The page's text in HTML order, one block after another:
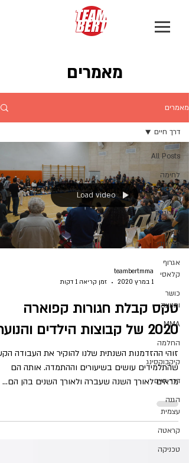
מאמרים
מאמרים
All Posts
לחימה
כושר
ג׳יוג׳יטסו
אגרוף
תאילנדי
אגרוף
קלאסי
כושר
ותנועה
MMA
החלמה
קיקבוקסינג
דרך חיים
הגנה
עצמית
קראטה
טכניקה
דרך חיים
Load video
teambertmma
1 במרץ 2020
זמן קריאה 1 דקות
טקס קבלת חגורות קפוארה
2020 של קבוצות הילדים והנוער
זוהי ההזדמנות השנתית שלנו להוקיר את העבודה
שהתלמידים עושים בשיעורים וההתמדה. אותה הם
מראים לאורך השנה שעברה ולאורך השנים בהן הם...